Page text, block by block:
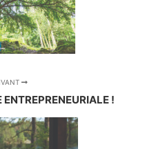
ENTREPRENEURIALE !